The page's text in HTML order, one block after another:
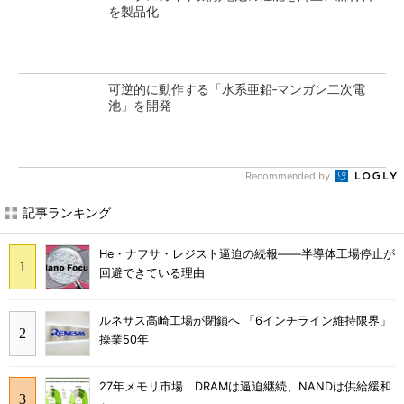
を製品化
可逆的に動作する「水系亜鉛‐マンガン二次電
池」を開発
Recommended by
記事ランキング
He・ナフサ・レジスト逼迫の続報――半導体工場停止が
回避できている理由
ルネサス高崎工場が閉鎖へ 「6インチライン維持限界」
操業50年
27年メモリ市場 DRAMは逼迫継続、NANDは供給緩和